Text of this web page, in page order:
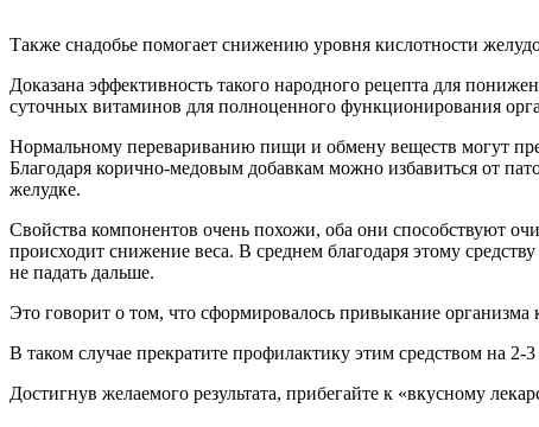
Также снадобье помогает снижению уровня кислотности
Доказана эффективность такого народного рецепта для
суточных витаминов для полноценного функционирования
Нормальному перевариванию пищи и обмену веществ могут
Благодаря корично-медовым добавкам можно избавиться от
желудке.
Свойства компонентов очень похожи, оба они способствуют
происходит снижение веса. В среднем благодаря этому
не падать дальше.
Это говорит о том, что сформировалось привыкание организма
В таком случае прекратите профилактику этим средством на 2-
Достигнув желаемого результата, прибегайте к «вкусному